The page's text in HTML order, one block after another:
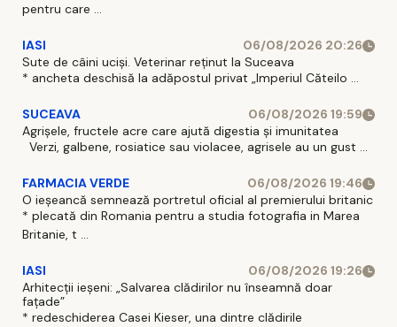
pentru care ...
IASI
06/08/2026 20:26
Sute de câini uciși. Veterinar reținut la Suceava
* ancheta deschisă la adăpostul privat „Imperiul Căteilo ...
SUCEAVA
06/08/2026 19:59
Agrișele, fructele acre care ajută digestia și imunitatea
Verzi, galbene, rosiatice sau violacee, agrisele au un gust ...
FARMACIA VERDE
06/08/2026 19:46
O ieșeancă semnează portretul oficial al premierului britanic
* plecată din Romania pentru a studia fotografia in Marea
Britanie, t ...
IASI
06/08/2026 19:26
Arhitecții ieșeni: „Salvarea clădirilor nu înseamnă doar
fațade”
* redeschiderea Casei Kieser, una dintre clădirile